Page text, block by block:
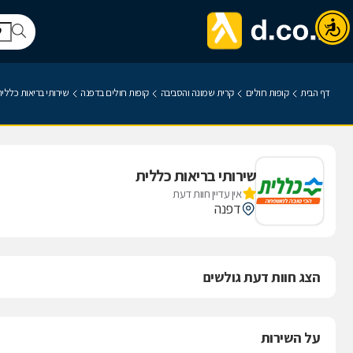
דף הבית קופות חולים קרית שמונה והסביבה קופות חולים בדפנה שירותי בריאות
שירותי בריאות כללית
אין עדיין חוות דעת
דפנה
הצג חוות דעת גולשים
על השירות